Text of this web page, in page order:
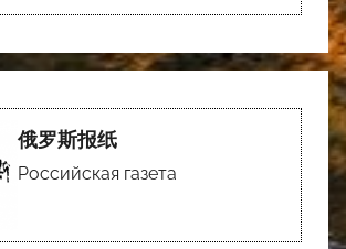
俄罗斯报纸
Российская газета